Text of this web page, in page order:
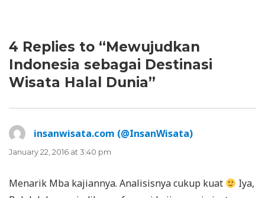
4 Replies to “Mewujudkan
Indonesia sebagai Destinasi
Wisata Halal Dunia”
insanwisata.com (@InsanWisata)
January 22, 2016 at 3:40 pm
Menarik Mba kajiannya. Analisisnya cukup kuat
Iya,